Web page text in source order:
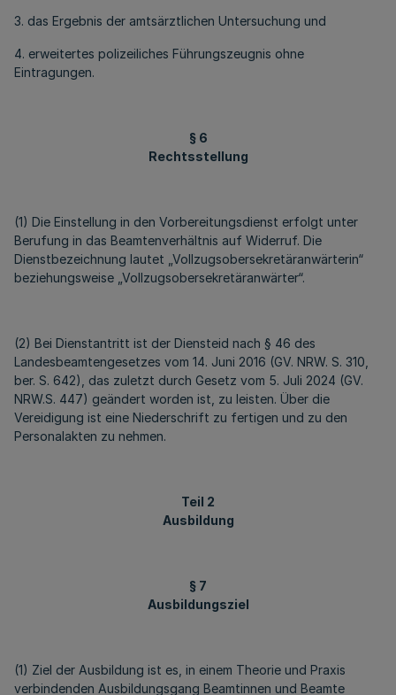
3. das Ergebnis der amtsärztlichen Untersuchung und
4. erweitertes polizeiliches Führungszeugnis ohne
Eintragungen.
§ 6
Rechtsstellung
(1) Die Einstellung in den Vorbereitungsdienst erfolgt unter
Berufung in das Beamtenverhältnis auf Widerruf. Die
Dienstbezeichnung lautet „Vollzugsobersekretäranwärterin“
beziehungsweise „Vollzugsobersekretäranwärter“.
(2) Bei Dienstantritt ist der Diensteid nach § 46 des
Landesbeamtengesetzes vom 14. Juni 2016 (GV. NRW. S. 310,
ber. S. 642), das zuletzt durch Gesetz vom 5. Juli 2024 (GV.
NRW.S. 447) geändert worden ist, zu leisten. Über die
Vereidigung ist eine Niederschrift zu fertigen und zu den
Personalakten zu nehmen.
Teil 2
Ausbildung
§ 7
Ausbildungsziel
(1) Ziel der Ausbildung ist es, in einem Theorie und Praxis
verbindenden Ausbildungsgang Beamtinnen und Beamte